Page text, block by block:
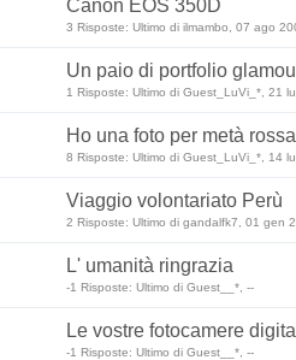
Canon EOS 350D
3 Risposte: Ultimo di ilmambo, 07 ago
Un paio di portfolio
1 Risposte: Ultimo di Guest_LuVi_*, 21
Ho una foto per metà
8 Risposte: Ultimo di Guest_LuVi_*, 14
Viaggio volontariato Perù
2 Risposte: Ultimo di gandalfk7, 01 gen
L' umanità ringrazia
-1 Risposte: Ultimo di Guest__*, --
Le vostre fotocamere
-1 Risposte: Ultimo di Guest__*, --